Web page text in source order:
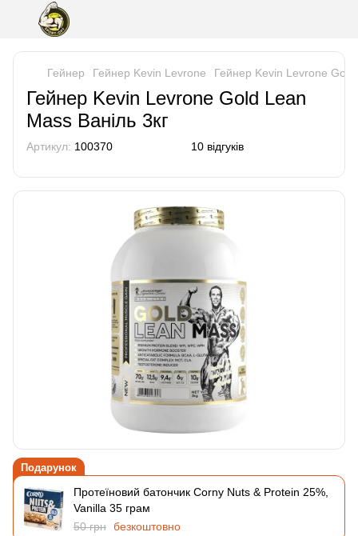
Гейнер Гейнер Kevin Levrone Гейнер Kevin Levrone Gold
Гейнер Kevin Levrone Gold Lean
Mass Ваніль 3кг
Артикул: 100370 10 відгуків
Подарунок
Протеїновий батончик Corny Nuts & Protein 25%,
Vanillа 35 грам
50 грн безкоштовно